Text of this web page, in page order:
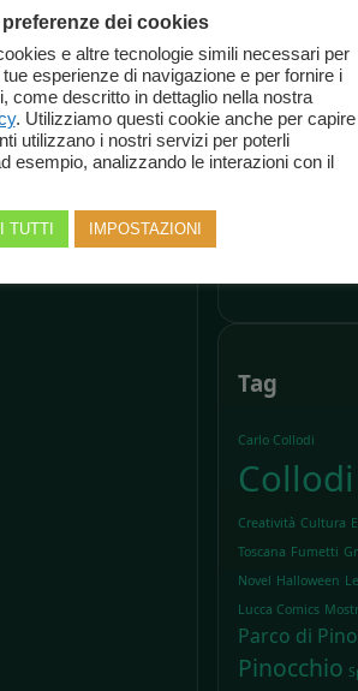
Categorie
Tag
Carlo Collodi
Collodi
Creatività Cultura
Toscana Fumetti
Novel Halloween
Lucca Comics
Parco di
Pinocchio
dei cookies
e altre tecnologie simili necessari per
esperienze di navigazione e per fornire i
come descritto in dettaglio nella nostra
. Utilizziamo questi cookie anche per capire
utilizzano i nostri servizi per poterli
esempio, analizzando le interazioni con il
TUTTI IMPOSTAZIONI